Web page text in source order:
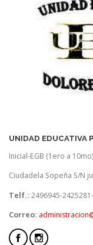
UNIDAD EDUCATIVA
Inicial-EGB (1ero a
Ciudadela Sopeña S/N
Telf.: 2496945-
Correo: